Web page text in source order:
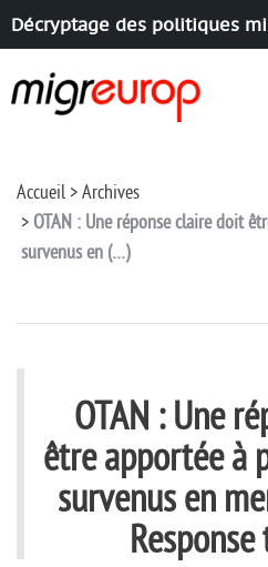
Décryptage des politiques
Accueil
Archives
OTAN : Une réponse claire doit
survenus en (…)
OTAN : Une
être apportée à
survenus en